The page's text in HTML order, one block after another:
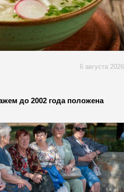
6 августа 2026
до 2002 года положена